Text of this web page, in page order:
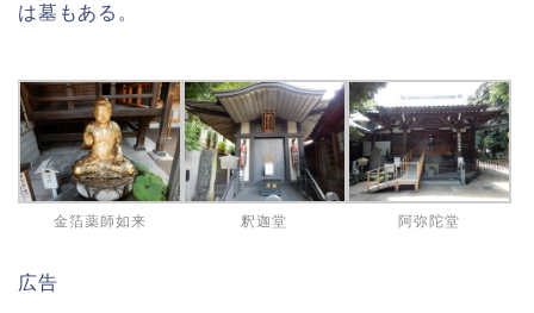
は墓もある。
金箔薬師如来 釈迦堂 阿弥陀堂
広告